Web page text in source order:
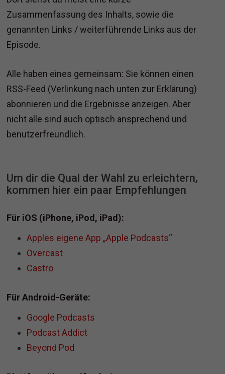
Zusammenfassung des Inhalts, sowie die
genannten Links / weiterführende Links aus der
Episode.
Alle haben eines gemeinsam: Sie können einen
RSS-Feed (Verlinkung nach unten zur Erklärung)
abonnieren und die Ergebnisse anzeigen. Aber
nicht alle sind auch optisch ansprechend und
benutzerfreundlich.
Um dir die Qual der Wahl zu erleichtern,
kommen hier ein paar Empfehlungen
Für iOS (iPhone, iPod, iPad):
Apples eigene App „Apple Podcasts“
Overcast
Castro
Für Android-Geräte:
Google Podcasts
Podcast Addict
Beyond Pod